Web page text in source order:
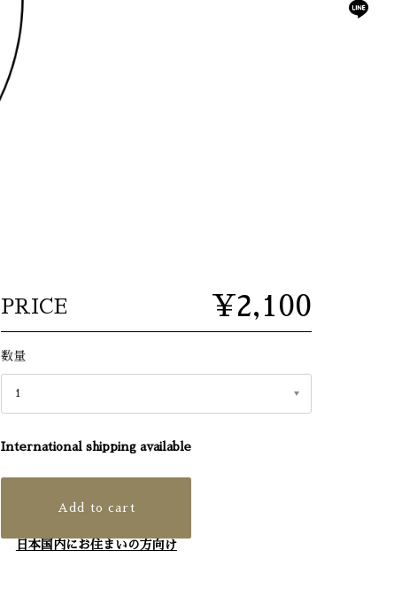
PRICE ¥2,100
数量
International shipping available
Add to cart
日本国内にお住まいの方向け